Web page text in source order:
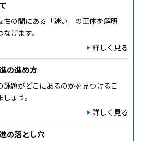
性の間にある「迷い」の正体を解明
げます。
詳しく見る
の進め方
課題がどこにあるのかを見つけるこ
ょう。
詳しく見る
の落とし穴